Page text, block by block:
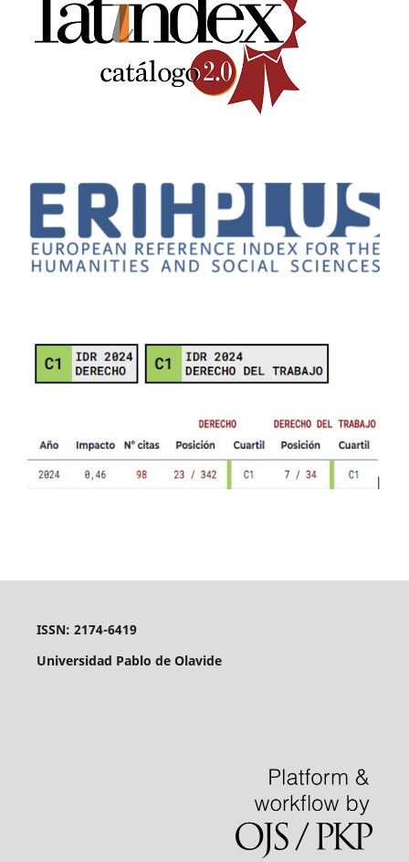
ISSN: 2174-6419
Universidad Pablo de Olavide